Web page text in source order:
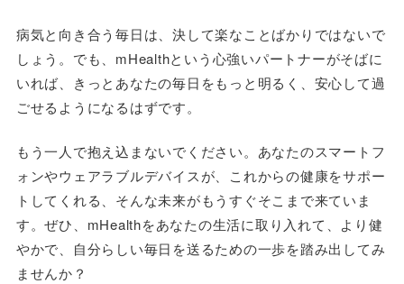
病気と向き合う毎日は、決して楽なことばかりではないで
しょう。でも、mHealthという心強いパートナーがそばに
いれば、きっとあなたの毎日をもっと明るく、安心して過
ごせるようになるはずです。
もう一人で抱え込まないでください。あなたのスマートフ
ォンやウェアラブルデバイスが、これからの健康をサポー
トしてくれる、そんな未来がもうすぐそこまで来ていま
す。ぜひ、mHealthをあなたの生活に取り入れて、より健
やかで、自分らしい毎日を送るための一歩を踏み出してみ
ませんか？